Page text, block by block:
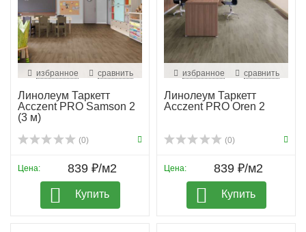
избранное сравнить
Линолеум Таркетт
Acczent PRO Samson 2
(3 м)
(0)
Цена: 839 ₽/м2
Купить
избранное сравнить
Линолеум Таркетт
Acczent PRO Oren 2
(0)
Цена: 839 ₽/м2
Купить